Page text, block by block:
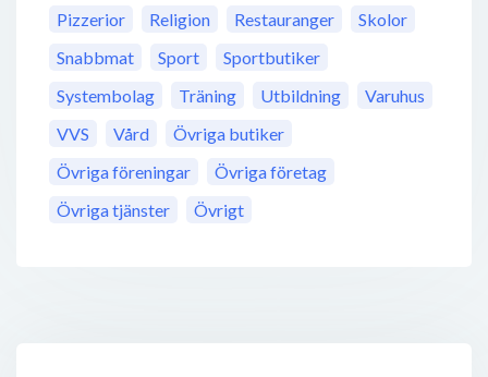
Pizzerior
Religion Restauranger
Skolor
Snabbmat
Sport
Sportbutiker
Systembolag
Träning Utbildning
Varuhus
VVS
Vård
Övriga butiker
Övriga föreningar
Övriga företag
Övriga tjänster
Övrigt